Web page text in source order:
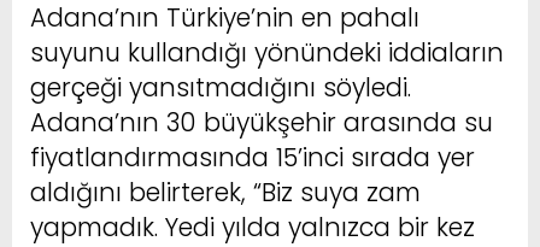
Adana’nın Türkiye’nin en pahalı
suyunu kullandığı yönündeki iddiaların
gerçeği yansıtmadığını söyledi.
Adana’nın 30 büyükşehir arasında su
fiyatlandırmasında 15’inci sırada yer
aldığını belirterek, “Biz suya zam
yapmadık. Yedi yılda yalnızca bir kez